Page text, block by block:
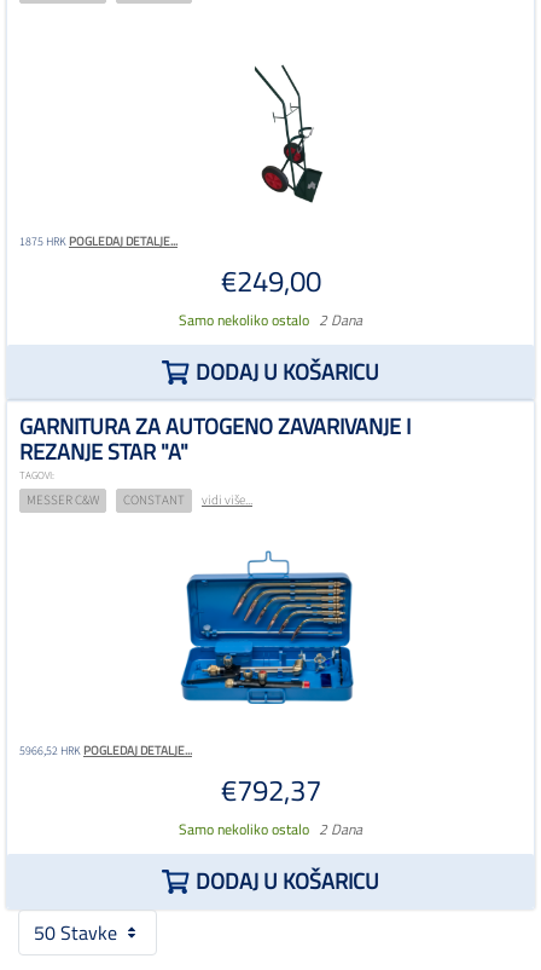
1875 HRKPOGLEDAJ DETALJE...
€249,00
Samo nekoliko ostalo 2 Dana
DODAJ U KOŠARICU
GARNITURA ZA AUTOGENO ZAVARIVANJE I
REZANJE STAR "A"
TAGOVI:
MESSER C&W CONSTANT vidi više...
5966,52 HRKPOGLEDAJ DETALJE...
€792,37
Samo nekoliko ostalo 2 Dana
DODAJ U KOŠARICU
50 Stavke